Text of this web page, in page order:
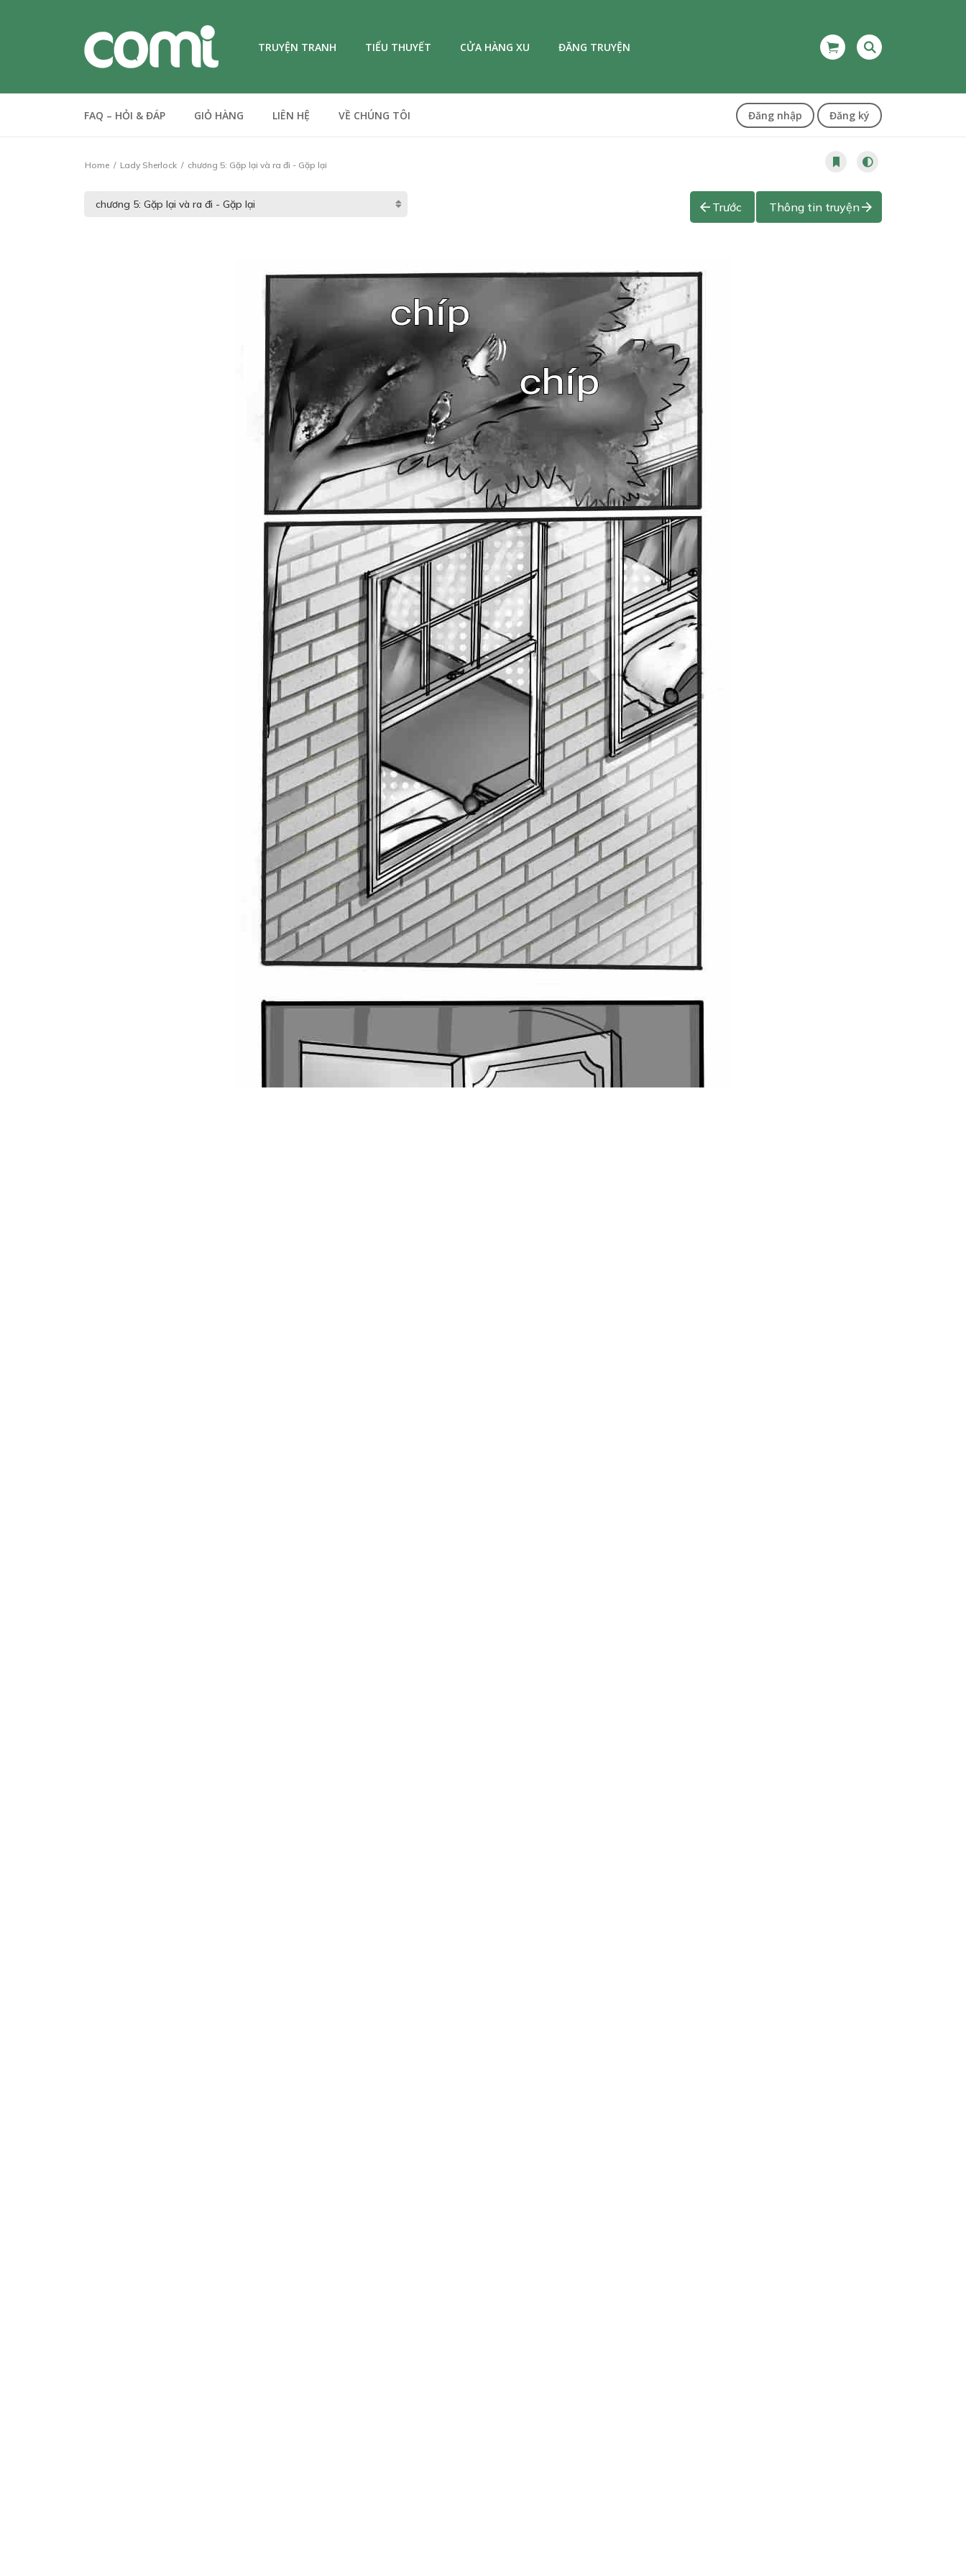
TRUYỆN TRANH TIỂU THUYẾT CỬA HÀNG XU ĐĂNG TRUYỆN
FAQ – HỎI & ĐÁP GIỎ HÀNG LIÊN HỆ VỀ CHÚNG TÔI Đăng nhập Đăng ký
Home Lady Sherlock chương 5: Gặp lại và ra đi - Gặp lại
Trước Thông tin truyện